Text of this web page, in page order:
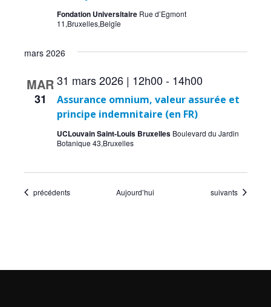
Fondation Universitaire Rue d’Egmont
11,Bruxelles,Belgïe
mars 2026
MAR
31
Assurance omnium, valeur assurée et
principe indemnitaire (en FR)
31 mars 2026 | 12h00 - 14h00
UCLouvain Saint-Louis Bruxelles Boulevard du Jardin
Botanique 43,Bruxelles
Évènements
précédents Aujourd’hui Évènements
suivants